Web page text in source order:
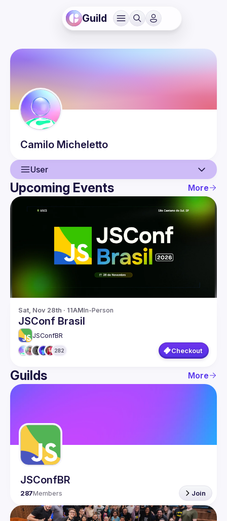
Guild
Camilo Micheletto
User
User
Events
Upcoming Events More
Sat, Nov 28th · 11AMIn-Person
JSConf Brasil
JSConfBR
282 Checkout
Guilds More
JSConfBR
287Members Join